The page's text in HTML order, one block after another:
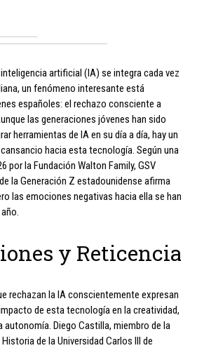
artificial (IA) se integra cada vez
un fenómeno interesante está
españoles: el rechazo consciente a
las generaciones jóvenes han sido
herramientas de IA en su día a día, hay un
hacia esta tecnología. Según una
por la Fundación Walton Family, GSV
la Generación Z estadounidense afirma
las emociones negativas hacia ella se han
y Reticencia
rechazan la IA conscientemente expresan
de esta tecnología en la creatividad,
Diego Castilla, miembro de la
de la Universidad Carlos III de